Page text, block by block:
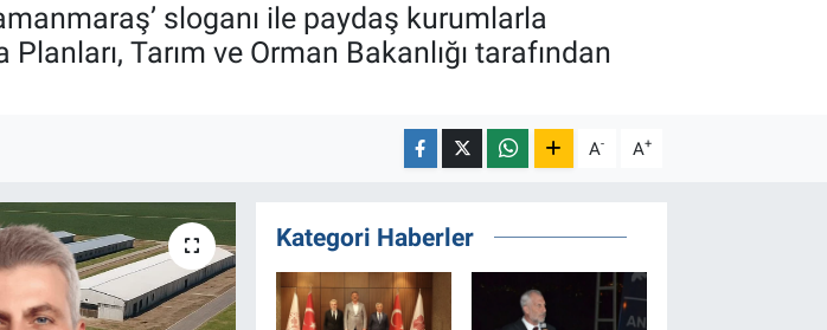
sloganı ile paydaş kurumlarla
Tarım ve Orman Bakanlığı tarafından
A- A+
Kategori Haberler